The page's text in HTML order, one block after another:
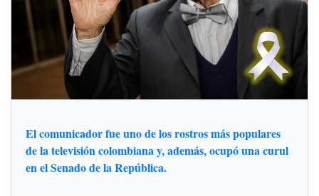
El comunicador fue uno de los rostros más populares
de la televisión colombiana y, además, ocupó una curul
en el Senado de la República.